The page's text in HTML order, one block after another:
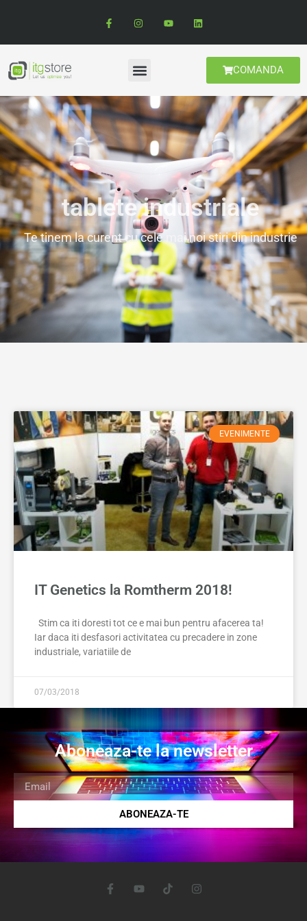
COMANDA
tablete industriale
Te tinem la curent cu cele mai noi stiri din industrie
EVENIMENTE
IT Genetics la Romtherm 2018!
Stim ca iti doresti tot ce e mai bun pentru afacerea ta!
Iar daca iti desfasori activitatea cu precadere in zone
industriale, variatiile de
07/03/2018
Aboneaza-te la newsletter
ABONEAZA-TE